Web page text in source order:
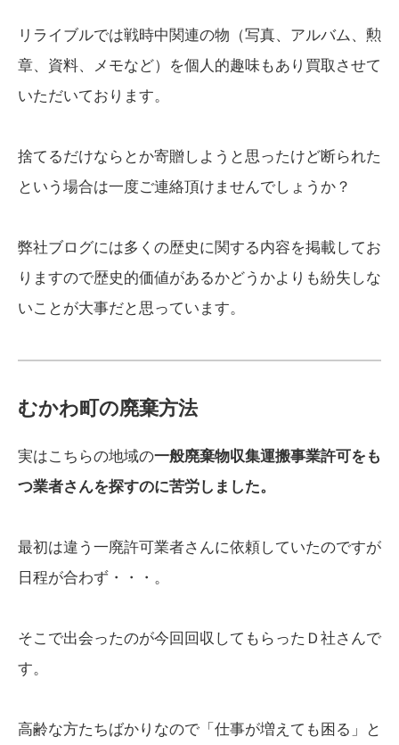
リライブルでは戦時中関連の物（写真、アルバム、勲
章、資料、メモなど）を個人的趣味もあり買取させて
いただいております。
捨てるだけならとか寄贈しようと思ったけど断られた
という場合は一度ご連絡頂けませんでしょうか？
弊社ブログには多くの歴史に関する内容を掲載してお
りますので歴史的価値があるかどうかよりも紛失しな
いことが大事だと思っています。
むかわ町の廃棄方法
実はこちらの地域の一般廃棄物収集運搬事業許可をも
つ業者さんを探すのに苦労しました。
最初は違う一廃許可業者さんに依頼していたのですが
日程が合わず・・・。
そこで出会ったのが今回回収してもらったＤ社さんで
す。
高齢な方たちばかりなので「仕事が増えても困る」と